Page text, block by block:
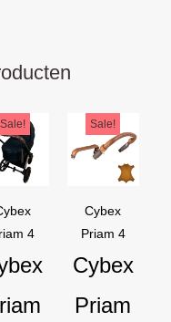
Sale!
4
Oorspronkelijke
prijs
was:
Huidige
prijs
is:
Sale!
Cybex
Priam 4
Cybex
Priam
prijs
was:
prijs
is: